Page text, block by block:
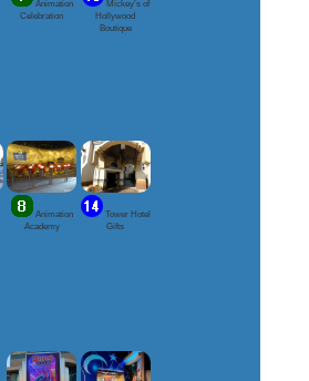
Animation
Celebration
Mickey’s of
Hollywood
Boutique
Animation
Academy
Tower Hotel
Gifts